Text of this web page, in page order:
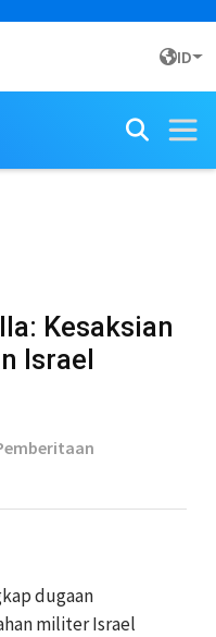
ID
Kesaksian
Israel
dugaan
militer Israel